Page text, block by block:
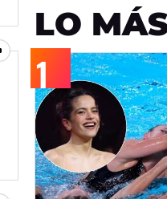
LO